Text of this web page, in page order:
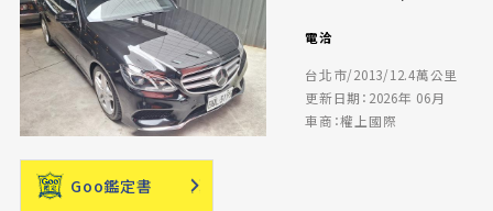
電洽
台北市/2013/12.4萬公里
更新日期：2026年 06月
車商：權上國際
Goo鑑定書